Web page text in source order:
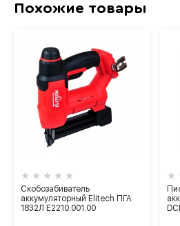
Похожие товары
Скобозабиватель
аккумуляторный Elitech ПГА
1832Л Е2210.001.00